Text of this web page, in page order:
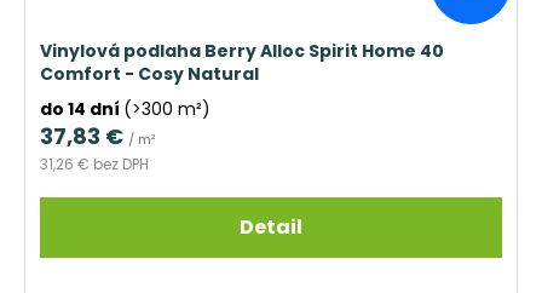
Vinylová podlaha Berry Alloc Spirit Home 40
Comfort - Cosy Natural
do 14 dní (>300 m²)
31,26 € bez DPH
37,83 € / m²
Detail